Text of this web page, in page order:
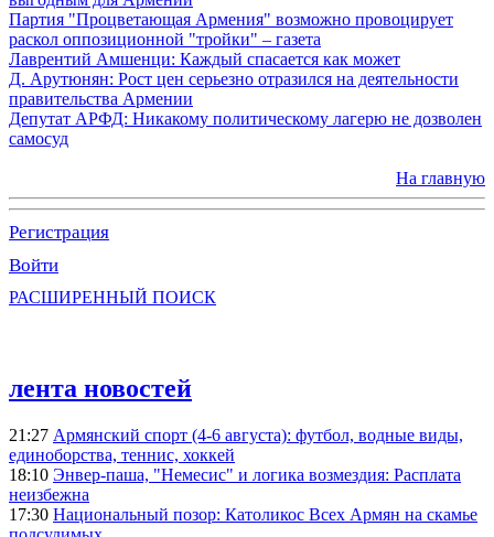
Партия "Процветающая Армения" возможно провоцирует
раскол оппозиционной "тройки" – газета
Лаврентий Амшенци: Каждый спасается как может
Д. Арутюнян: Рост цен серьезно отразился на деятельности
правительства Армении
Депутат АРФД: Никакому политическому лагерю не дозволен
самосуд
На главную
Регистрация
Войти
РАСШИРЕННЫЙ ПОИСК
лента новостей
21:27 Армянский спорт (4-6 августа): футбол, водные виды,
единоборства, теннис, хоккей
18:10 Энвер-паша, "Немесис" и логика возмездия: Расплата
неизбежна
17:30 Национальный позор: Католикос Всех Армян на скамье